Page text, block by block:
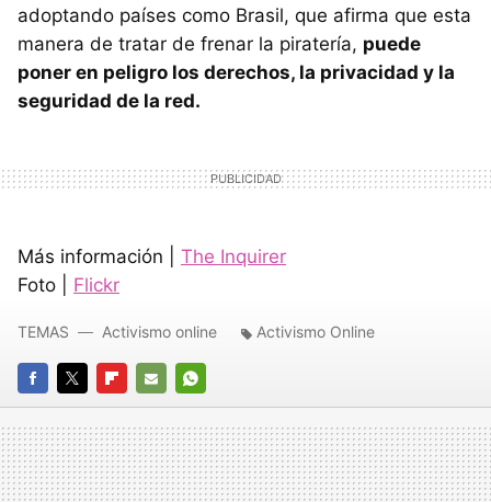
adoptando países como Brasil, que afirma que esta
manera de tratar de frenar la piratería, puede
poner en peligro los derechos, la privacidad y la
seguridad de la red.
Más información | The Inquirer
Foto | Flickr
FACEBOOK
TWITTERFLIPBOARD
E-
MAIL
WHATSAPP
TEMAS Activismo online Activismo Online